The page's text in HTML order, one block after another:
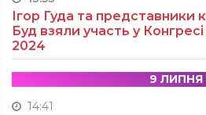
Ігор Гуда та представники
Буд взяли участь у
2024
9 ЛИПНЯ
14:41